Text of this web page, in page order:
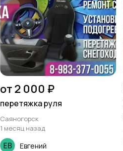
от 2 000 ₽
перетяжка руля
Саяногорск
1 месяц назад
Евгений